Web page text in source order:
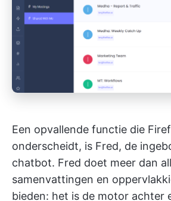
Een opvallende functie die
onderscheidt, is Fred, de
chatbot. Fred doet meer dan
samenvattingen en
bieden: het is de motor achter